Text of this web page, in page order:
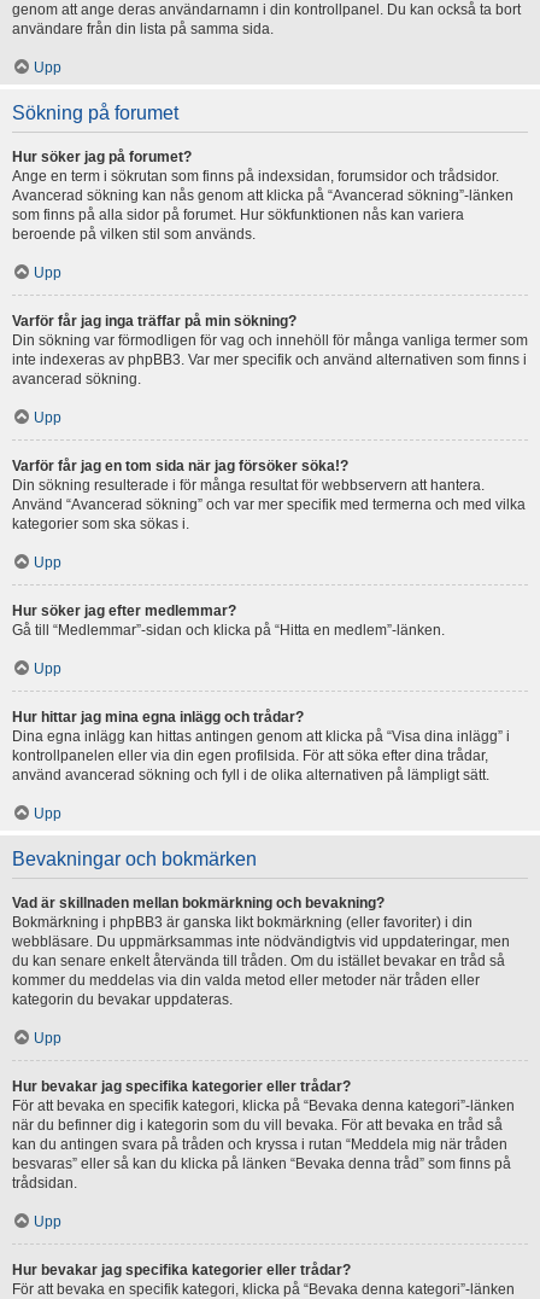
genom att ange deras användarnamn i din kontrollpanel. Du kan också ta bort
användare från din lista på samma sida.
Upp
Sökning på forumet
Hur söker jag på forumet?
Ange en term i sökrutan som finns på indexsidan, forumsidor och trådsidor.
Avancerad sökning kan nås genom att klicka på “Avancerad sökning”-länken
som finns på alla sidor på forumet. Hur sökfunktionen nås kan variera
beroende på vilken stil som används.
Upp
Varför får jag inga träffar på min sökning?
Din sökning var förmodligen för vag och innehöll för många vanliga termer som
inte indexeras av phpBB3. Var mer specifik och använd alternativen som finns i
avancerad sökning.
Upp
Varför får jag en tom sida när jag försöker söka!?
Din sökning resulterade i för många resultat för webbservern att hantera.
Använd “Avancerad sökning” och var mer specifik med termerna och med vilka
kategorier som ska sökas i.
Upp
Hur söker jag efter medlemmar?
Gå till “Medlemmar”-sidan och klicka på “Hitta en medlem”-länken.
Upp
Hur hittar jag mina egna inlägg och trådar?
Dina egna inlägg kan hittas antingen genom att klicka på “Visa dina inlägg” i
kontrollpanelen eller via din egen profilsida. För att söka efter dina trådar,
använd avancerad sökning och fyll i de olika alternativen på lämpligt sätt.
Upp
Bevakningar och bokmärken
Vad är skillnaden mellan bokmärkning och bevakning?
Bokmärkning i phpBB3 är ganska likt bokmärkning (eller favoriter) i din
webbläsare. Du uppmärksammas inte nödvändigtvis vid uppdateringar, men
du kan senare enkelt återvända till tråden. Om du istället bevakar en tråd så
kommer du meddelas via din valda metod eller metoder när tråden eller
kategorin du bevakar uppdateras.
Upp
Hur bevakar jag specifika kategorier eller trådar?
För att bevaka en specifik kategori, klicka på “Bevaka denna kategori”-länken
när du befinner dig i kategorin som du vill bevaka. För att bevaka en tråd så
kan du antingen svara på tråden och kryssa i rutan “Meddela mig när tråden
besvaras” eller så kan du klicka på länken “Bevaka denna tråd” som finns på
trådsidan.
Upp
Hur bevakar jag specifika kategorier eller trådar?
För att bevaka en specifik kategori, klicka på “Bevaka denna kategori”-länken